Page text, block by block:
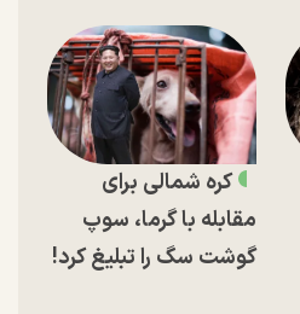
کره شمالی برای
مقابله با گرما، سوپ
گوشت سگ را تبلیغ کرد!